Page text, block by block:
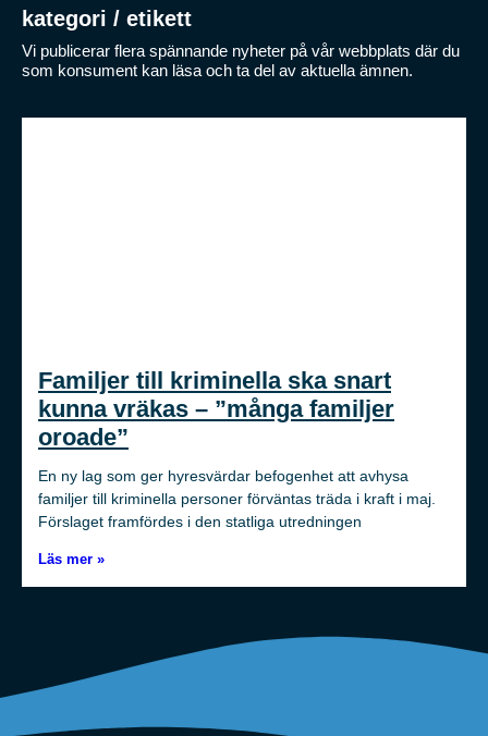
kategori / etikett
Vi publicerar flera spännande nyheter på vår webbplats där du
som konsument kan läsa och ta del av aktuella ämnen.
Familjer till kriminella ska snart
kunna vräkas – ”många familjer
oroade”
En ny lag som ger hyresvärdar befogenhet att avhysa
familjer till kriminella personer förväntas träda i kraft i maj.
Förslaget framfördes i den statliga utredningen
Läs mer »